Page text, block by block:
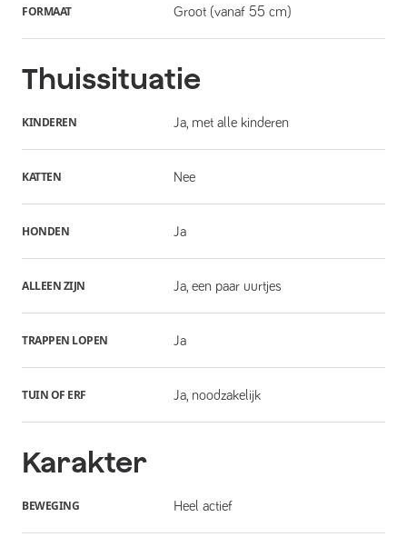
FORMAAT Groot (vanaf 55 cm)
Thuissituatie
KINDEREN Ja, met alle kinderen
KATTEN Nee
HONDEN Ja
ALLEEN ZIJN Ja, een paar uurtjes
TRAPPEN LOPEN Ja
TUIN OF ERF Ja, noodzakelijk
Karakter
BEWEGING Heel actief